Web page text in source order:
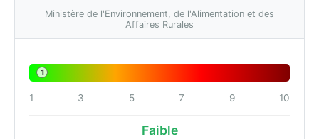
Ministère de l'Environnement, de l'Alimentation et des
Affaires Rurales
1
1 3 5 7 9 10
Faible